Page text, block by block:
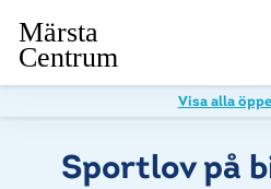
Visa alla
Sportlov på